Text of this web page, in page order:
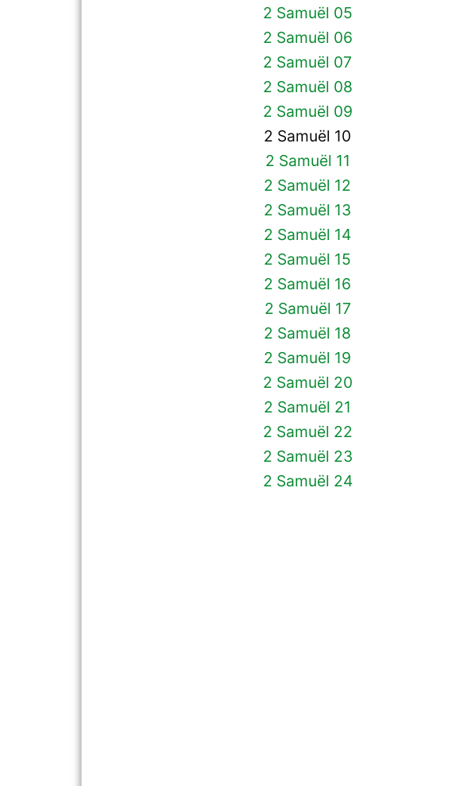
2 Samuël 05
2 Samuël 06
2 Samuël 07
2 Samuël 08
2 Samuël 09
2 Samuël 10
2 Samuël 11
2 Samuël 12
2 Samuël 13
2 Samuël 14
2 Samuël 15
2 Samuël 16
2 Samuël 17
2 Samuël 18
2 Samuël 19
2 Samuël 20
2 Samuël 21
2 Samuël 22
2 Samuël 23
2 Samuël 24